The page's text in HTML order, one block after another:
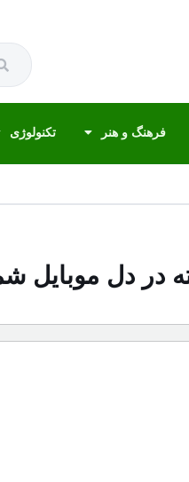
فرهنگ و هنر تکنولوژی